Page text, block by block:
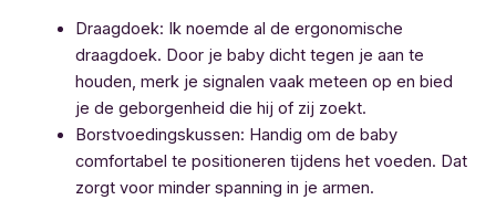
Draagdoek: Ik noemde al de ergonomische
draagdoek. Door je baby dicht tegen je aan te
houden, merk je signalen vaak meteen op en bied
je de geborgenheid die hij of zij zoekt.
Borstvoedingskussen: Handig om de baby
comfortabel te positioneren tijdens het voeden. Dat
zorgt voor minder spanning in je armen.